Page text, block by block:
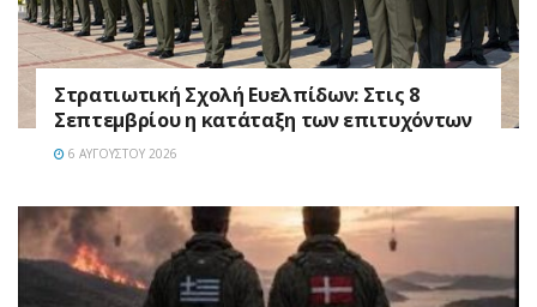
Στρατιωτική Σχολή Ευελπίδων: Στις 8
Σεπτεμβρίου η κατάταξη των επιτυχόντων
6 ΑΥΓΟΎΣΤΟΥ 2026